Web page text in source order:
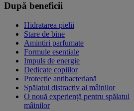
După beneficii
Hidratarea pielii
Stare de bine
Amintiri parfumate
Formule esentiale
Impuls de energie
Dedicate copiilor
Protecție antibacteriană
Spălatul distractiv al mâinilor
O nouă experiență pentru spălatul
mâinilor